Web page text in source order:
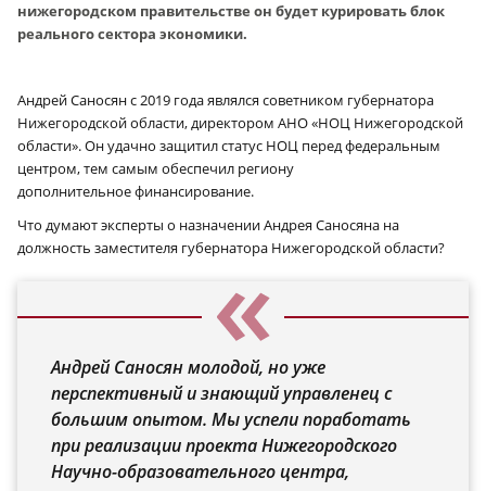
нижегородском правительстве он будет курировать блок
реального сектора экономики.
Андрей Саносян с 2019 года являлся советником губернатора
Нижегородской области, директором АНО «НОЦ Нижегородской
области». Он удачно защитил статус НОЦ перед федеральным
центром, тем самым обеспечил региону
дополнительное финансирование.
Что думают эксперты о назначении Андрея Саносяна на
должность заместителя губернатора Нижегородской области?
Андрей Саносян молодой, но уже
перспективный и знающий управленец с
большим опытом. Мы успели поработать
при реализации проекта Нижегородского
Научно-образовательного центра,